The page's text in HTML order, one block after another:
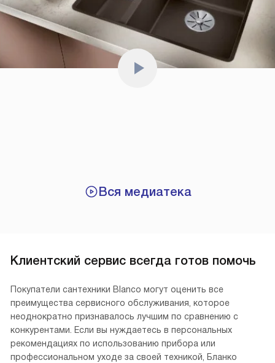
Вся медиатека
Клиентский сервис всегда готов помочь
Покупатели сантехники Blanco могут оценить все
преимущества сервисного обслуживания, которое
неоднократно признавалось лучшим по сравнению с
конкурентами. Если вы нуждаетесь в персональных
рекомендациях по использованию прибора или
профессиональном уходе за своей техникой, Бланко